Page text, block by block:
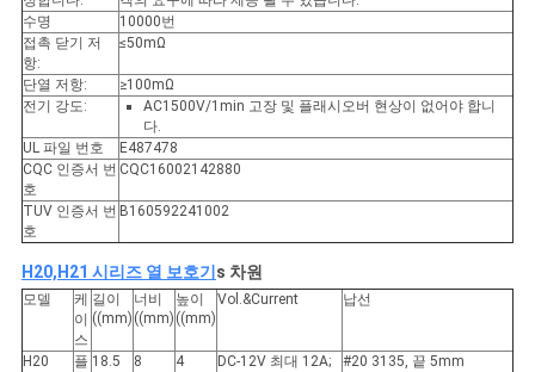
수명
10000번
접촉 닫기 저
항:
≤50mΩ
단열 저항:
≥100mΩ
전기 강도:
AC1500V/1min 고장 및 플래시오버 현상이 없어야 합니
다.
UL 파일 번호
E487478
CQC 인증서 번
호
CQC16002142880
TUV 인증서 번
호
B160592241002
H20,H21 시리즈 열 보호기 s 차원
모델
케
이
스
길이
((mm)
너비
((mm)
높이
((mm)
Vol.&Current 납선
H20
플 18.5 8 4
DC-12V 최대 12A;
#20 3135, 끝 5mm